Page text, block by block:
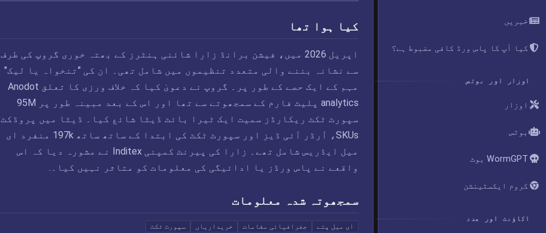
خبریں
کیا آپ کا پاس ورڈ کافی مضبوط ہے؟
اوزار اور بوٹس
اوزار
بوٹس
WormGPT بوٹ
کروم ایکسٹینشن
اکاؤنٹ اور مدد
کیا ہوا تھا
اپریل 2026 میں، فیشن برانڈ زارا شائنی ہنٹرز کے بھتہ خوری گروپ کی طرف
سے نشانہ بننے والی متعدد تنظیموں میں شامل تھی۔ ان کی "تنخواہ یا لیک"
مہم کے ایک حصے کے طور پر۔ گروپ نے دعویٰ کیا کہ خلاف ورزی کا تعلق Anodot
analytics پلیٹ فارم کے سمجھوتے سے تھا اور اس کے بعد مبینہ طور پر 95M
سپورٹ ٹکٹ ریکارڈز سمیت ایک ٹیرا بائٹ ڈیٹا شائع کیا۔ ڈیٹا میں پروڈکٹ
SKUs، آرڈر آئی ڈیز اور سپورٹ ٹکٹ کی ابتدا کے ساتھ ساتھ 197k منفرد ای
میل ایڈریس شامل تھے۔ زارا کی پیرنٹ کمپنی Inditex نے مشورہ دیا کہ اس
واقعے نے پاس ورڈز یا ادائیگی کی معلومات کو متاثر نہیں کیا۔.
سمجھوتہ شدہ معلومات
ای میل پتے جغرافیائی مقامات خریداریاں سپورٹ ٹکٹ